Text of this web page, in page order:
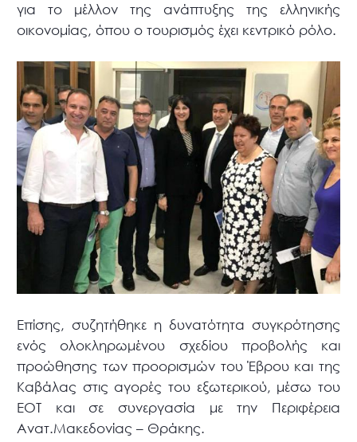
για το μέλλον της ανάπτυξης της ελληνικής
οικονομίας, όπου ο τουρισμός έχει κεντρικό ρόλο.
Επίσης, συζητήθηκε η δυνατότητα συγκρότησης
ενός ολοκληρωμένου σχεδίου προβολής και
προώθησης των προορισμών του Έβρου και της
Καβάλας στις αγορές του εξωτερικού, μέσω του
ΕΟΤ και σε συνεργασία με την Περιφέρεια
Ανατ.Μακεδονίας – Θράκης.